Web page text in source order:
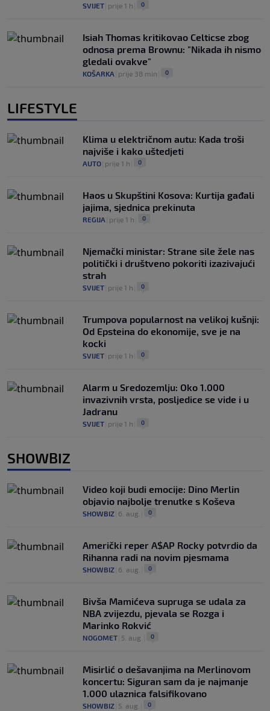
SVIJET prije 1 h 0
Isiah Thomas kritikovao Celticse zbog
odnosa prema Brownu: "Nikada ih nismo
gledali ovakve"
KOŠARKA prije 38 min 0
LIFESTYLE
Klima u električnom autu: Kada troši
najviše i kako uštedjeti
AUTO prije 1 h 0
Haos u Skupštini Kosova: Kurtija gađali
jajima, sjednica prekinuta
REGIJA prije 1 h 0
Njemački ministar: Strane sile žele nas
politički i društveno pokoriti izazivajući
strah
SVIJET prije 1 h 0
Trumpova popularnost na velikoj kušnji:
Od Epsteina do ekonomije, sve je na
kocki
SVIJET prije 1 h 0
Alarm u Sredozemlju: Oko 1.000
invazivnih vrsta, posljedice se vide i u
Jadranu
SVIJET prije 1 h 0
SHOWBIZ
Video koji budi emocije: Dino Merlin
objavio najbolje trenutke s Koševa
SHOWBIZ 6. aug. 0
Američki reper A$AP Rocky potvrdio da
Rihanna radi na novim pjesmama
SHOWBIZ 6. aug. 0
Bivša Mamićeva supruga se udala za
NBA zvijezdu, pjevala se Rozga i
Marinko Rokvić
NOGOMET 5. aug. 0
Misirlić o dešavanjima na Merlinovom
koncertu: Siguran sam da je najmanje
1.000 ulaznica falsifikovano
SHOWBIZ 5. aug. 0